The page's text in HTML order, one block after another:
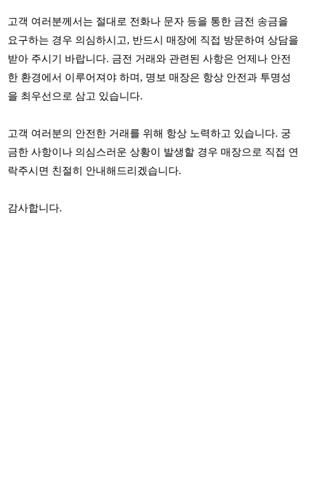
고객 여러분께서는 절대로 전화나 문자 등을 통한 금전 송금을
요구하는 경우 의심하시고, 반드시 매장에 직접 방문하여 상담을
받아 주시기 바랍니다. 금전 거래와 관련된 사항은 언제나 안전
한 환경에서 이루어져야 하며, 명보 매장은 항상 안전과 투명성
을 최우선으로 삼고 있습니다.
고객 여러분의 안전한 거래를 위해 항상 노력하고 있습니다. 궁
금한 사항이나 의심스러운 상황이 발생할 경우 매장으로 직접 연
락주시면 친절히 안내해드리겠습니다.
감사합니다.